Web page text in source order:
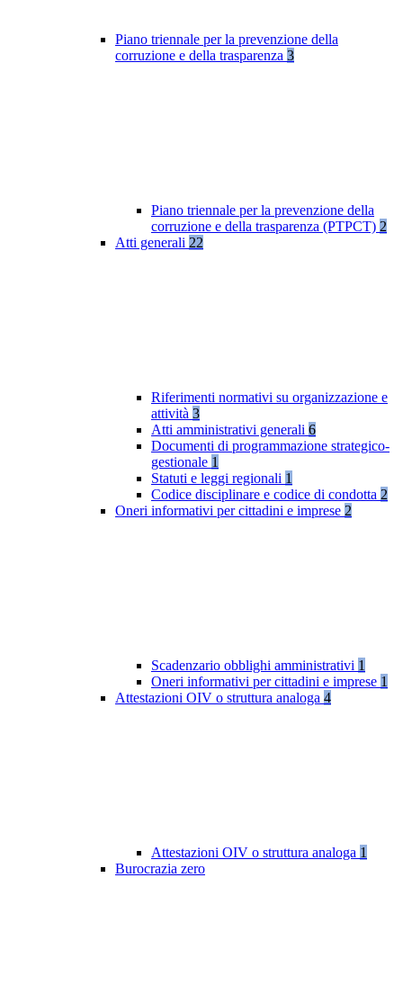
Piano triennale per la prevenzione della
corruzione e della trasparenza 3
Piano triennale per la prevenzione della
corruzione e della trasparenza (PTPCT) 2
Atti generali 22
Riferimenti normativi su organizzazione e
attività 3
Atti amministrativi generali 6
Documenti di programmazione strategico-
gestionale 1
Statuti e leggi regionali 1
Codice disciplinare e codice di condotta 2
Oneri informativi per cittadini e imprese 2
Scadenzario obblighi amministrativi 1
Oneri informativi per cittadini e imprese 1
Attestazioni OIV o struttura analoga 4
Attestazioni OIV o struttura analoga 1
Burocrazia zero